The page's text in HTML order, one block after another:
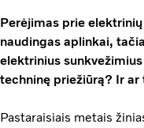
Perėjimas prie
naudingas aplinkai,
elektrinius
techninę priežiūrą? Ir
Pastaraisiais metais